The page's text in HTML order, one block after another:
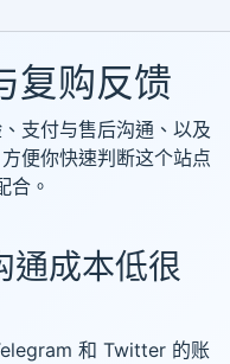
复购反馈
支付与售后沟通、以及
便你快速判断这个站点
合。
通成本低很
和 Twitter 的账